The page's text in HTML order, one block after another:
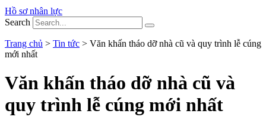
Hồ sơ nhân lực
Search
Trang chủ > Tin tức > Văn khấn tháo dỡ nhà cũ và quy trình lễ cúng
mới nhất
Văn khấn tháo dỡ nhà cũ và
quy trình lễ cúng mới nhất